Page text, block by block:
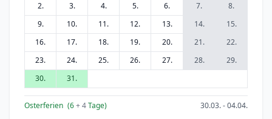
2.
3. 4. 5. 6. 7.
8.
9.
10. 11. 12. 13. 14.
15.
16.
17. 18. 19. 20. 21.
22.
23.
24. 25. 26. 27. 28.
29.
30.
31.
Osterferien (6+ 4Tage) 30.03. - 04.04.